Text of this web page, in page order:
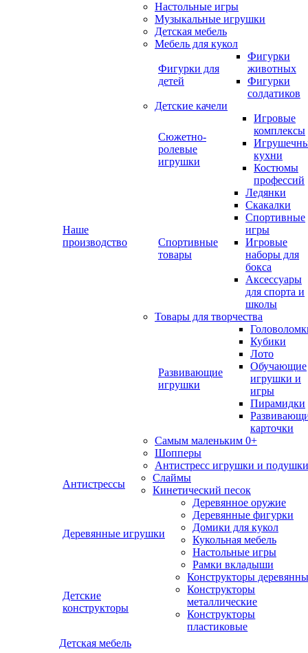
Наше
производство
Настольные игры
Музыкальные игрушки
Детская мебель
Мебель для кукол
Фигурки для
детей
Фигурки
животных
Фигурки
солдатиков
Детские качели
Сюжетно-
ролевые
игрушки
Игровые
комплексы
кухни
Костюмы
профессий
Спортивные
товары
Ледянки
Скакалки
Спортивные
игры
Игровые
наборы для
бокса
Аксессуары
для спорта и
школы
Товары для творчества
Развивающие
игрушки
Кубики
Лото
Обучающие
игрушки и
игры
Пирамидки
карточки
Самым маленьким 0+
Шопперы
Антистресс игрушки и подушки
Антистрессы
Слаймы
Кинетический песок
Деревянные игрушки
Деревянное оружие
Деревянные фигурки
Домики для кукол
Кукольная мебель
Настольные игры
Рамки вкладыши
Детские
конструкторы
Конструкторы
Конструкторы
металлические
Конструкторы
пластиковые
Детская мебель